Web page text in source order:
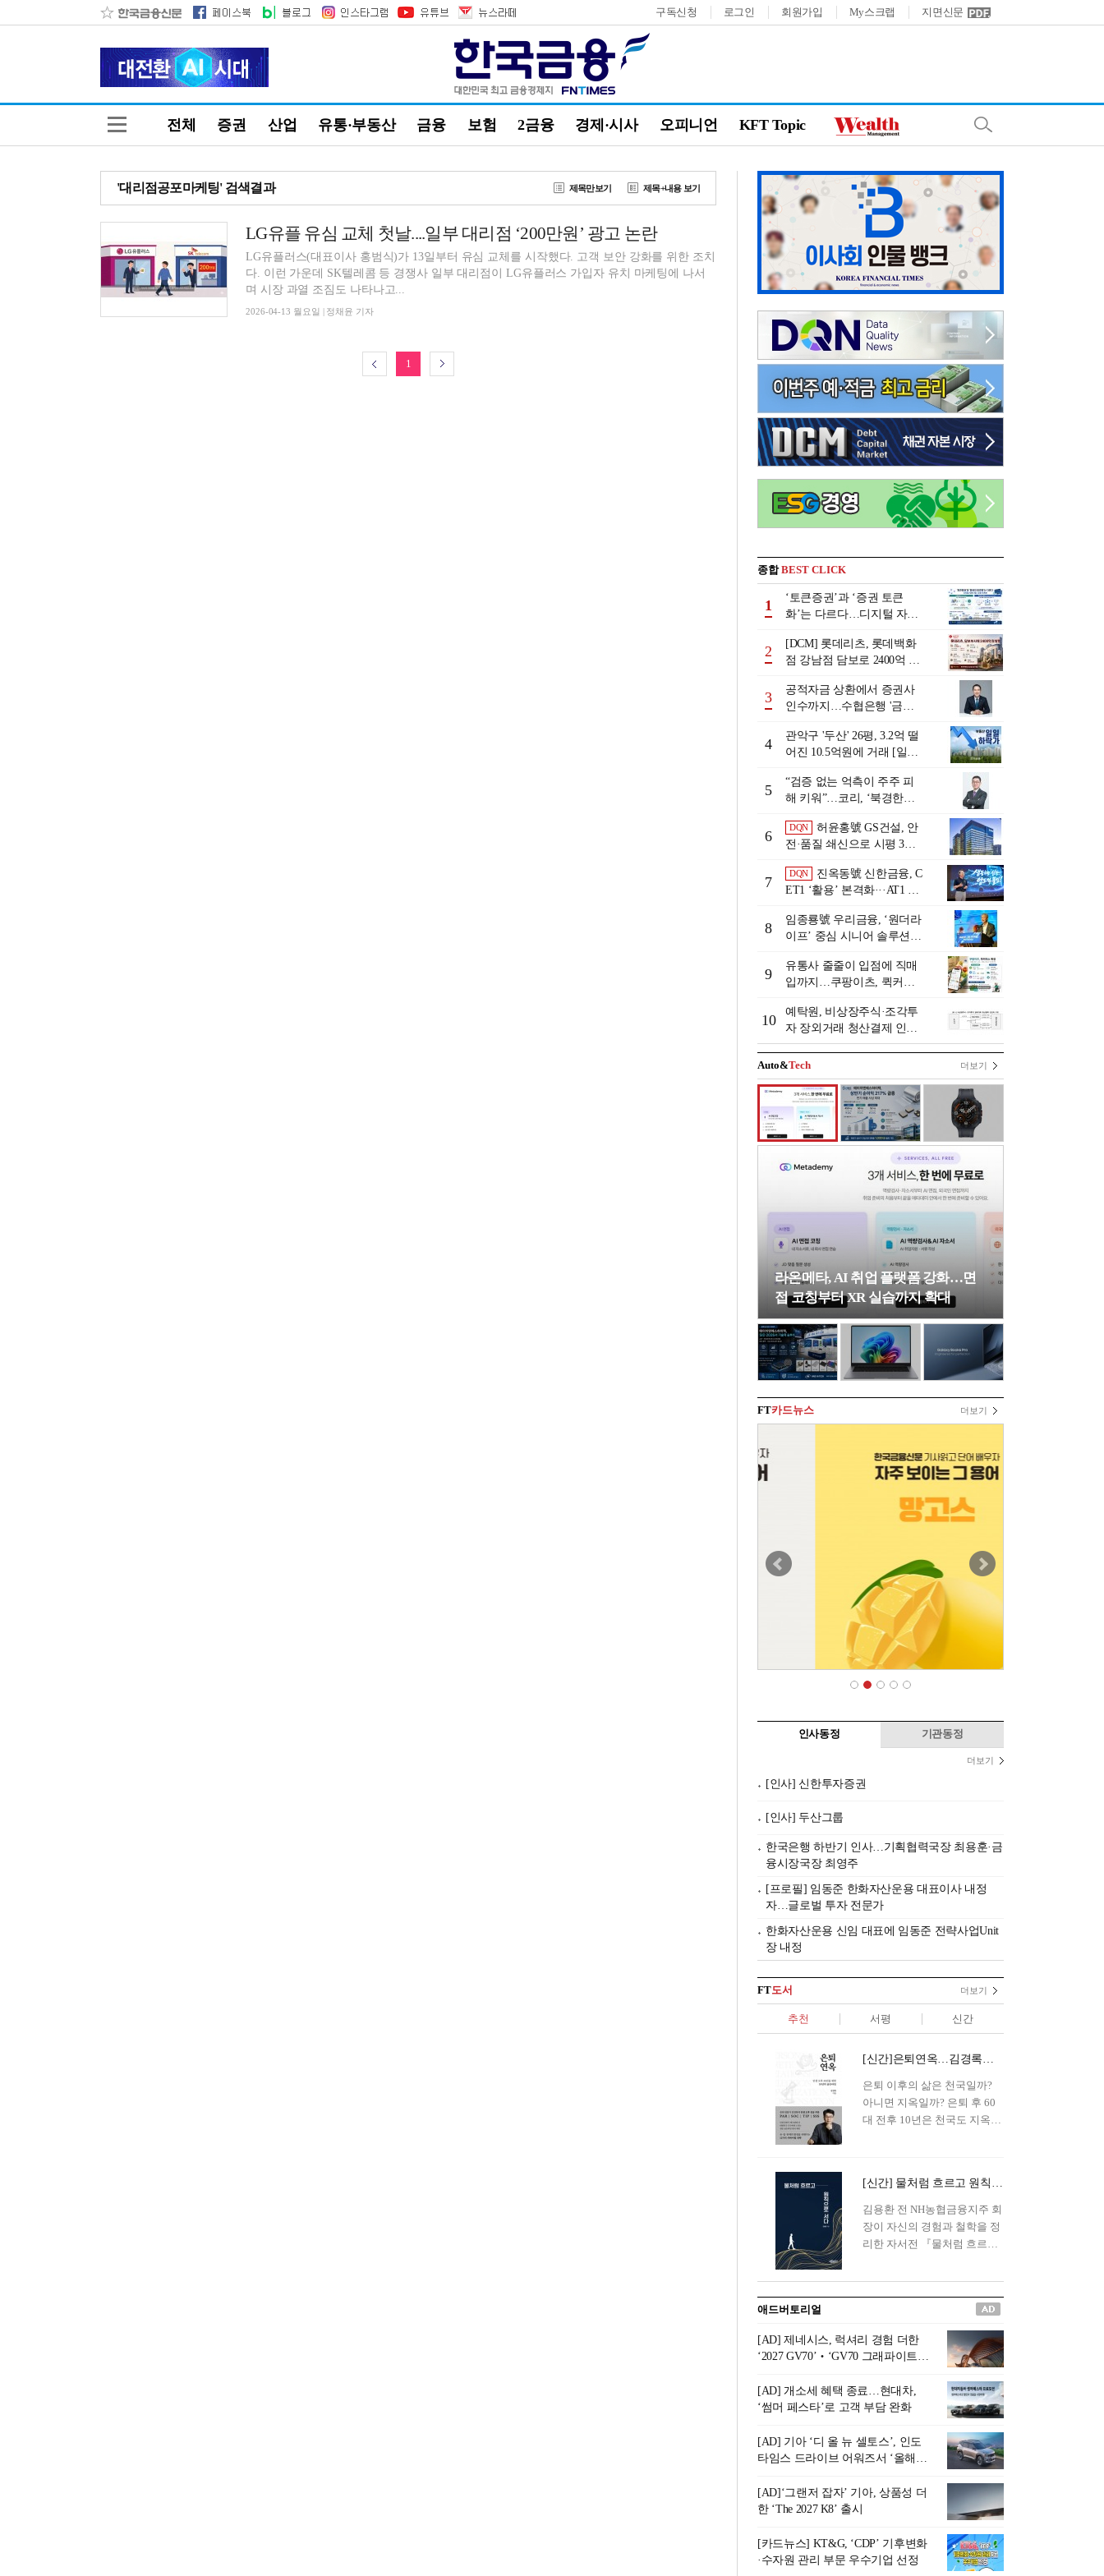
구독신청 로그인 회원가입 My스크랩 지면신문
전체 증권 산업 유통·부동산 금융 보험 2금융 경제·시사 오피니언 KFT Topic
'대리점공포마케팅' 검색결과 제목만보기 제목+내용 보기
LG유플 유심 교체 첫날....일부 대리점 ‘200만원’ 광고 논란
LG유플러스(대표이사 홍범식)가 13일부터 유심 교체를 시작했다. 고객 보안 강화를 위한 조치
다. 이런 가운데 SK텔레콤 등 경쟁사 일부 대리점이 LG유플러스 가입자 유치 마케팅에 나서
며 시장 과열 조짐도 나타나고...
2026-04-13 월요일 | 정채윤 기자
1
종합BEST CLICK
1
‘토큰증권’과 ‘증권 토큰
화’는 다르다…디지털 자본
2
[DCM] 롯데리츠, 롯데백화
점 강남점 담보로 2400억 조
3
공적자금 상환에서 증권사
인수까지…수협은행 '금융
행 금융그룹의 꿈①]
4
관악구 '두산' 26평, 3.2억 떨
어진 10.5억원에 거래 [일일
5
“검증 없는 억측이 주주 피
해 키워”…코리, ‘북경한미
6
DQN
허윤홍號 GS건설, 안
전·품질 쇄신으로 시평 3위
7
DQN
진옥동號 신한금융, C
ET1 ‘활용’ 본격화···AT1 늘
view]
8
임종룡號 우리금융, ‘원더라
이프’ 중심 시니어 솔루션
[금융 시니어 비즈니스 돋보
기]
9
유통사 줄줄이 입점에 직매
입까지…쿠팡이츠, 퀵커머
10
예탁원, 비상장주식·조각투
자 장외거래 청산결제 인프
라 구축 착수
Auto&Tech 더보기
라온메타, AI 취업 플랫폼 강화…면
접 코칭부터 XR 실습까지 확대
FT카드뉴스 더보기
인사동정 기관동정
더보기
[인사] 신한투자증권
[인사] 두산그룹
한국은행 하반기 인사…기획협력국장 최용훈·금
융시장국장 최영주
[프로필] 임동준 한화자산운용 대표이사 내정
자…글로벌 투자 전문가
한화자산운용 신임 대표에 임동준 전략사업Unit
장 내정
FT도서 더보기
추천 서평 신간
[신간]은퇴연옥…김경록의 은퇴 후 삶의 나침반
은퇴 이후의 삶은 천국일까?
아니면 지옥일까? 은퇴 후 60
대 전후 10년은 천국도 지옥도
은퇴 설계를 가이드해 온 김경
록 옵투스자산운용의 고문이
신간 『은퇴연옥』을 내놓았
다.단테는 지옥을 '모든 희망을
록 고문은 새로운 시각을 제시
0년의 과도기는 지옥이 아니라
정화와 성장의 공간인 ‘은퇴연
옥(Purgatory)’이라는 것이다.
연옥은 고통스럽지만 끝이 있
으며, 준비를 통해 천국으로 나
아갈 수 있는 희망의 장소라고
말한
[신간] 물처럼 흐르고 원칙으로 서다…김용환의 통찰을 담다
김용환 전 NH농협금융지주 회
장이 자신의 경험과 철학을 정
리한 자서전 『물처럼 흐르고
통 관료 출신으로 한국 금융의
주요 변곡점마다 중요한 역할
을 하고 금융 경영인으로서 큰
족적을 남긴 김 전 회장이 후배
세대에게 전하는 삶의 조언을
담은 인생 노트다.『물처럼 흐
르고 원칙으로 서다』는 단순
한 자서전을 넘어, 실패를 두려
워하지 않는 용기와 자신에 대
한 믿음이 어떻게 삶을 풍요롭
게 만드는지를 보여주는 지혜
의 보고로 평가된다.김용환 전
회장은 “인생의 목표가 크더라
도 조급해하지 말고 작은 것부
터 하나 하나 성취해 나가
라”고 조언한다. 뼈아픈 실패
조차 성공의 뼈대가 된다는 긍
애드버토리얼
[AD] 제네시스, 럭셔리 경험 더한
‘2027 GV70’‧‘GV70 그래파이트’
[AD] 개소세 혜택 종료…현대차,
‘썸머 페스타’로 고객 부담 완화
[AD] 기아 ‘디 올 뉴 셀토스’, 인도
타임스 드라이브 어워즈서 ‘올해의
[AD]‘그랜저 잡자’ 기아, 상품성 더
한 ‘The 2027 K8’ 출시
[카드뉴스] KT&G, ‘CDP’ 기후변화
·수자원 관리 부문 우수기업 선정